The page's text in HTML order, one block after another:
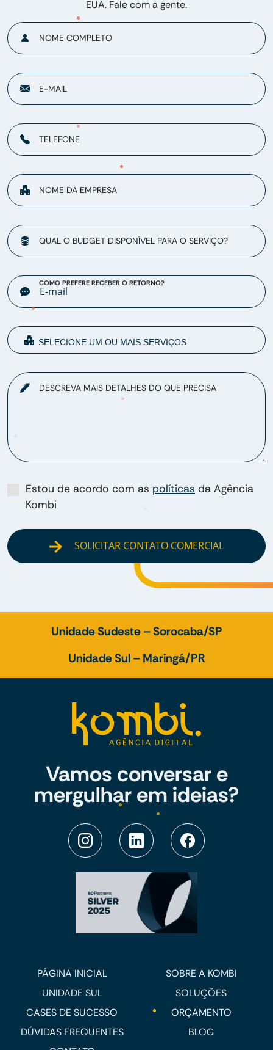
EUA. Fale com a gente.
NOME COMPLETO
E-MAIL
TELEFONE
NOME DA EMPRESA
QUAL O BUDGET DISPONÍVEL PARA O SERVIÇO?
COMO PREFERE RECEBER O RETORNO?
DESCREVA MAIS DETALHES DO QUE PRECISA
Estou de acordo com as políticas da Agência
Kombi
SOLICITAR CONTATO COMERCIAL
Unidade Sudeste – Sorocaba/SP
Unidade Sul – Maringá/PR
Vamos conversar e
mergulhar em ideias?
PÁGINA INICIAL
SOBRE A KOMBI
UNIDADE SUL
SOLUÇÕES
CASES DE SUCESSO
ORÇAMENTO
DÚVIDAS FREQUENTES
BLOG